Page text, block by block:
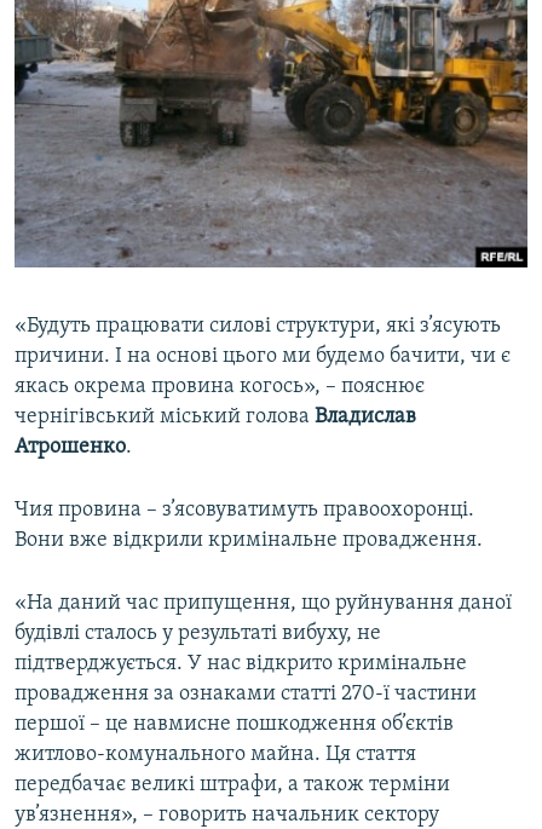
«Будуть працювати силові структури, які з’ясують
причини. І на основі цього ми будемо бачити, чи є
якась окрема провина когось», – пояснює
чернігівський міський голова Владислав
Атрошенко.
Чия провина – з’ясовуватимуть правоохоронці.
Вони вже відкрили кримінальне провадження.
«На даний час припущення, що руйнування даної
будівлі сталось у результаті вибуху, не
підтверджується. У нас відкрито кримінальне
провадження за ознаками статті 270-ї частини
першої – це навмисне пошкодження об’єктів
житлово-комунального майна. Ця стаття
передбачає великі штрафи, а також терміни
ув’язнення», – говорить начальник сектору